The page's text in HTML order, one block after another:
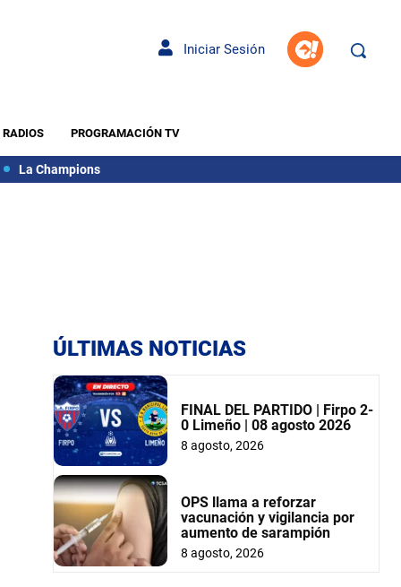
Iniciar Sesión
RADIOS PROGRAMACIÓN TV
La Champions
ÚLTIMAS NOTICIAS
FINAL DEL PARTIDO | Firpo 2-
0 Limeño | 08 agosto 2026
8 agosto, 2026
OPS llama a reforzar
vacunación y vigilancia por
aumento de sarampión
8 agosto, 2026